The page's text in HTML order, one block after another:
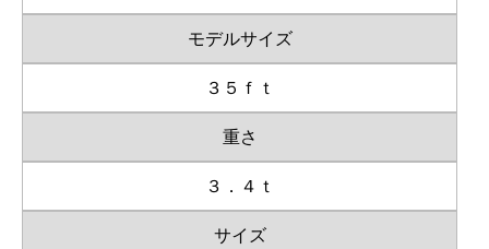
モデルサイズ
３５ｆｔ
重さ
３．４ｔ
サイズ